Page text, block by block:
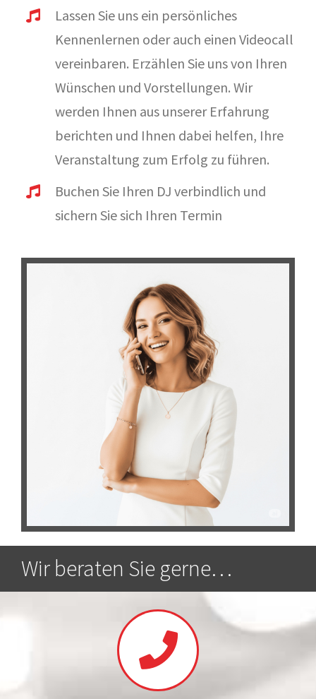
Lassen Sie uns ein persönliches
Kennenlernen oder auch einen Videocall
vereinbaren. Erzählen Sie uns von Ihren
Wünschen und Vorstellungen. Wir
werden Ihnen aus unserer Erfahrung
berichten und Ihnen dabei helfen, Ihre
Veranstaltung zum Erfolg zu führen.
Buchen Sie Ihren DJ verbindlich und
sichern Sie sich Ihren Termin
Wir beraten Sie gerne…